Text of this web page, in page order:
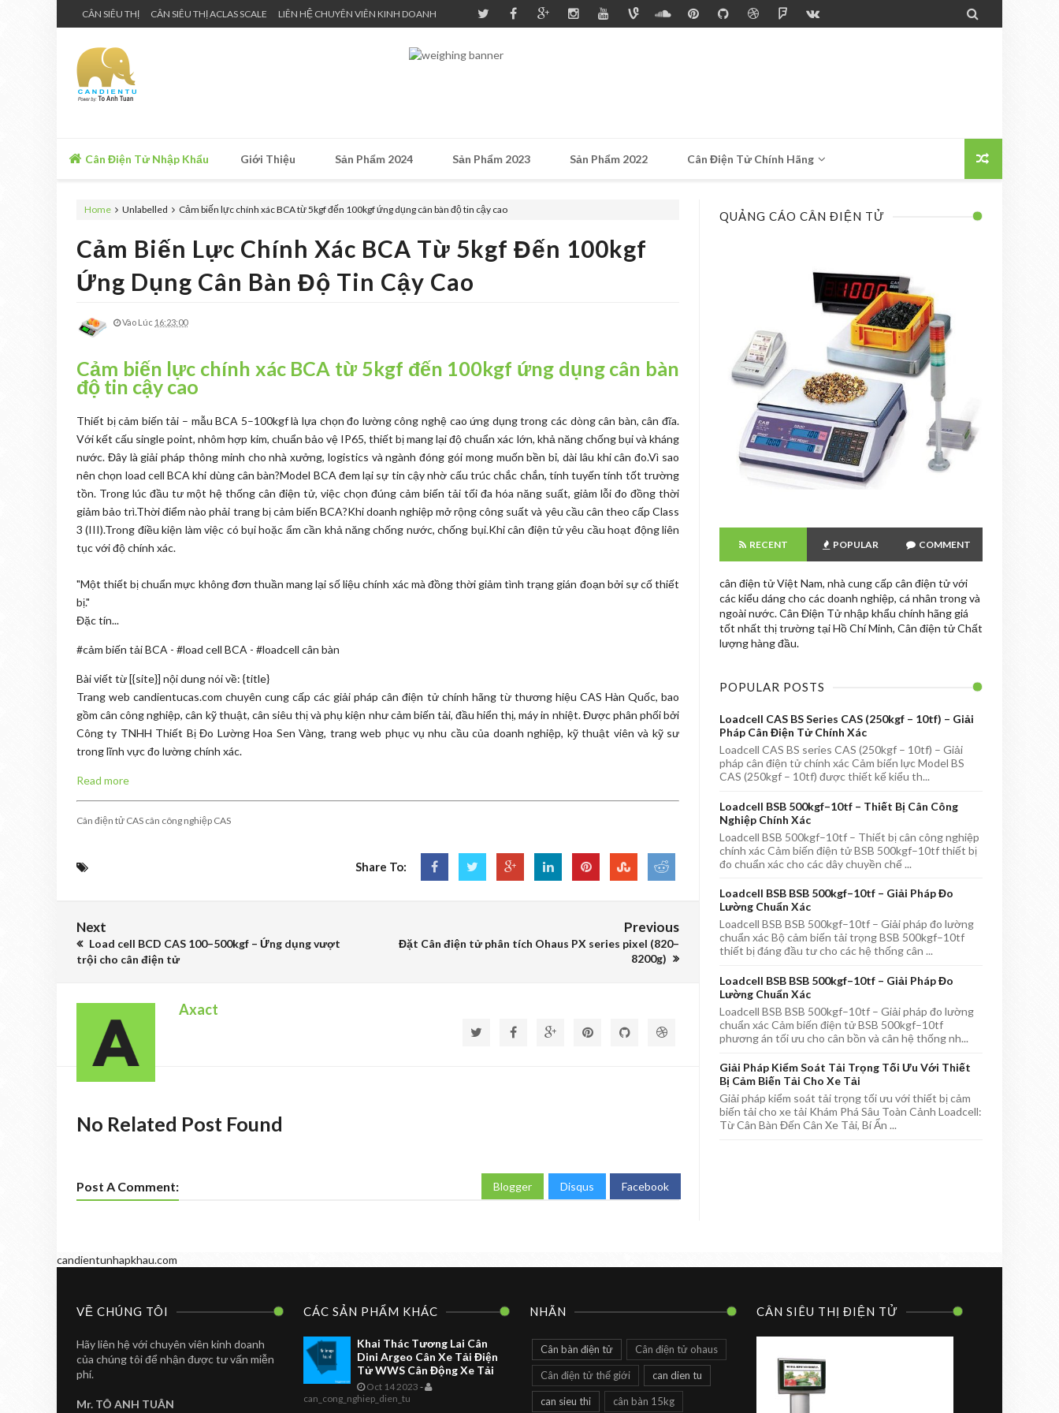
CÂN SIÊU THỊ CÂN SIÊU THỊ ACLAS SCALE LIÊN HỆ CHUYÊN VIÊN KINH DOANH 
Cân Điện Tử Nhập Khẩu Giới Thiệu Sản Phẩm 2024 Sản Phẩm 2023 Sản Phẩm 2022 Cân Điện Tử Chính Hãng
Home Unlabelled Cảm biến lực chính xác BCA từ 5kgf đến 100kgf ứng dụng cân bàn độ tin cậy cao
Cảm Biến Lực Chính Xác BCA Từ 5kgf Đến 100kgf
Ứng Dụng Cân Bàn Độ Tin Cậy Cao
Vào Lúc 16:23:00
Cảm biến lực chính xác BCA từ 5kgf đến 100kgf ứng dụng cân bàn
độ tin cậy cao
Thiết bị cảm biến tải – mẫu BCA 5–100kgf là lựa chọn đo lường công nghệ cao ứng dụng trong các dòng cân bàn, cân đĩa.
Với kết cấu single point, nhôm hợp kim, chuẩn bảo vệ IP65, thiết bị mang lại độ chuẩn xác lớn, khả năng chống bụi và kháng
nước. Đây là giải pháp thông minh cho nhà xưởng, logistics và ngành đóng gói mong muốn bền bỉ, dài lâu khi cân đo.Vì sao
nên chọn load cell BCA khi dùng cân bàn?Model BCA đem lại sự tin cậy nhờ cấu trúc chắc chắn, tính tuyến tính tốt trường
tồn. Trong lúc đầu tư một hệ thống cân điện tử, việc chọn đúng cảm biến tải tối đa hóa năng suất, giảm lỗi đo đồng thời
giảm bảo trì.Thời điểm nào phải trang bị cảm biến BCA?Khi doanh nghiệp mở rộng công suất và yêu cầu cân theo cấp Class
3 (III).Trong điều kiện làm việc có bụi hoặc ẩm cần khả năng chống nước, chống bụi.Khi cân điện tử yêu cầu hoạt động liên
tục với độ chính xác.
"Một thiết bị chuẩn mực không đơn thuần mang lại số liệu chính xác mà đồng thời giảm tình trạng gián đoạn bởi sự cố thiết
bị."
Đặc tín...
#cảm biến tải BCA - #load cell BCA - #loadcell cân bàn
Bài viết từ [{site}] nội dung nói về: {title}
Trang web candientucas.com chuyên cung cấp các giải pháp cân điện tử chính hãng từ thương hiệu CAS Hàn Quốc, bao
gồm cân công nghiệp, cân kỹ thuật, cân siêu thị và phụ kiện như cảm biến tải, đầu hiển thị, máy in nhiệt. Được phân phối bởi
Công ty TNHH Thiết Bị Đo Lường Hoa Sen Vàng, trang web phục vụ nhu cầu của doanh nghiệp, kỹ thuật viên và kỹ sư
trong lĩnh vực đo lường chính xác.
Read more
Cân điện tử CAS cân công nghiệp CAS
Share To:
Next
Load cell BCD CAS 100–500kgf – Ứng dụng vượt
trội cho cân điện tử
Previous
Đặt Cân điện tử phân tích Ohaus PX series pixel (820–
8200g)
Axact
No Related Post Found
Post A Comment: Blogger Disqus Facebook
QUẢNG CÁO CÂN ĐIỆN TỬ
RECENT POPULAR COMMENT
cân điện tử Việt Nam, nhà cung cấp cân điện tử với
các kiểu dáng cho các doanh nghiệp, cá nhân trong và
ngoài nước. Cân Điện Tử nhập khẩu chính hãng giá
tốt nhất thị trường tại Hồ Chí Minh, Cân điện tử Chất
lượng hàng đầu.
POPULAR POSTS
Loadcell CAS BS Series CAS (250kgf – 10tf) – Giải
Pháp Cân Điện Tử Chính Xác
Loadcell CAS BS series CAS (250kgf – 10tf) – Giải
pháp cân điện tử chính xác Cảm biến lực Model BS
CAS (250kgf – 10tf) được thiết kế kiểu th...
Loadcell BSB 500kgf–10tf – Thiết Bị Cân Công
Nghiệp Chính Xác
Loadcell BSB 500kgf–10tf – Thiết bị cân công nghiệp
chính xác Cảm biến điện tử BSB 500kgf–10tf thiết bị
đo chuẩn xác cho các dây chuyền chế ...
Loadcell BSB BSB 500kgf–10tf – Giải Pháp Đo
Lường Chuẩn Xác
Loadcell BSB BSB 500kgf–10tf – Giải pháp đo lường
chuẩn xác Bộ cảm biến tải trọng BSB 500kgf–10tf
thiết bị đáng đầu tư cho các hệ thống cân ...
Loadcell BSB BSB 500kgf–10tf – Giải Pháp Đo
Lường Chuẩn Xác
Loadcell BSB BSB 500kgf–10tf – Giải pháp đo lường
chuẩn xác Cảm biến điện tử BSB 500kgf–10tf
phương án tối ưu cho cân bồn và cân hệ thống nh...
Giải Pháp Kiểm Soát Tải Trọng Tối Ưu Với Thiết
Bị Cảm Biến Tải Cho Xe Tải
Giải pháp kiểm soát tải trọng tối ưu với thiết bị cảm
biến tải cho xe tải Khám Phá Sâu Toàn Cảnh Loadcell:
Từ Cân Bàn Đến Cân Xe Tải, Bí Ẩn ...
candientunhapkhau.com
VỀ CHÚNG TÔI
Hãy liên hệ với chuyên viên kinh doanh
của chúng tôi để nhận được tư vấn miễn
phí.
Mr. TÔ ANH TUÂN
CÁC SẢN PHẨM KHÁC
Khai Thác Tương Lai Cân
Dini Argeo Cân Xe Tải Điện
Tử WWS Cân Động Xe Tải
Oct 14 2023 -
can_cong_nghiep_dien_tu
NHÃN
Cân bàn điện tử Cân điện tử ohaus
Cân điện tử thế giới can dien tu
can sieu thi cân bàn 15kg
CÂN SIÊU THỊ ĐIỆN TỬ
CAN DIEN TU